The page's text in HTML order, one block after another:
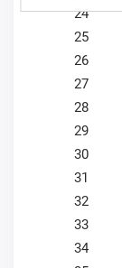
24
25
26
27
28
29
30
31
32
33
34